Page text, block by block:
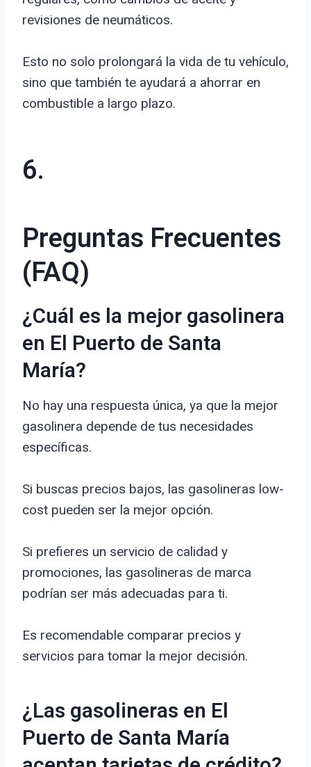
revisiones de neumáticos.
Esto no solo prolongará la vida de tu vehículo,
sino que también te ayudará a ahorrar en
combustible a largo plazo.
6.
Preguntas Frecuentes
(FAQ)
¿Cuál es la mejor gasolinera
en El Puerto de Santa
María?
No hay una respuesta única, ya que la mejor
gasolinera depende de tus necesidades
específicas.
Si buscas precios bajos, las gasolineras low-
cost pueden ser la mejor opción.
Si prefieres un servicio de calidad y
promociones, las gasolineras de marca
podrían ser más adecuadas para ti.
Es recomendable comparar precios y
servicios para tomar la mejor decisión.
¿Las gasolineras en El
Puerto de Santa María